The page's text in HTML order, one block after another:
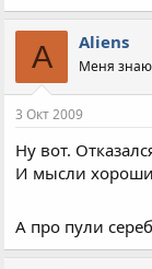
A Aliens
Меня
3 Окт 2009
Ну вот.
И мысли
А про пули